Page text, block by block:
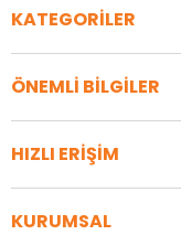
KATEGORİLER
ÖNEMLİ BİLGİLER
HIZLI ERİŞİM
KURUMSAL